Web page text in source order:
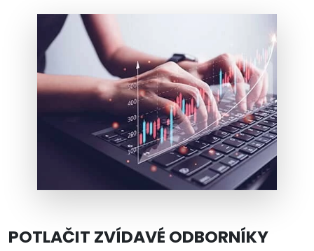
POTLAČIT ZVÍDAVÉ ODBORNÍKY